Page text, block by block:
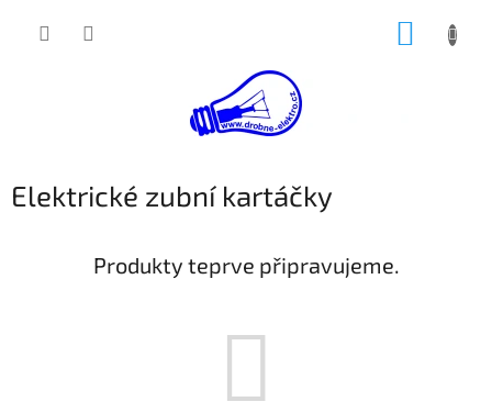
Elektrické zubní kartáčky
Produkty teprve připravujeme.